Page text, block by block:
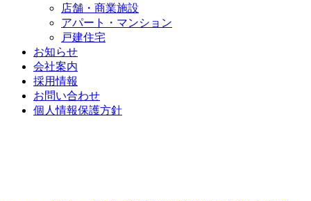
店舗・商業施設
アパート・マンション
戸建住宅
お知らせ
会社案内
採用情報
お問い合わせ
個人情報保護方針